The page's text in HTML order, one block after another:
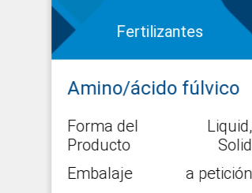
Fertilizantes
Amino/ácido fúlvico
Forma del
Producto
Liquid,
Solid
Embalaje
a petición